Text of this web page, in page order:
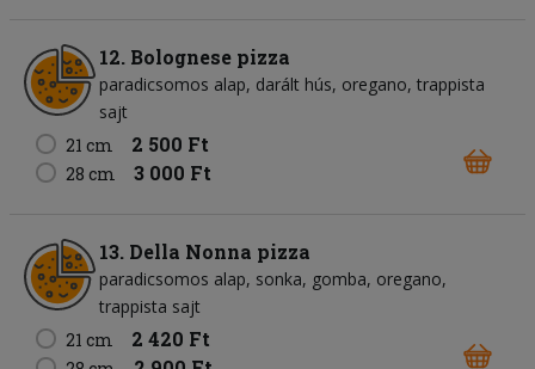
12. Bolognese pizza
paradicsomos alap darált hús oregano trappista
sajt
21 cm
2 500 Ft
28 cm 3 000 Ft
13. Della Nonna pizza
paradicsomos alap sonka gomba oregano
trappista sajt
21 cm
2 420 Ft